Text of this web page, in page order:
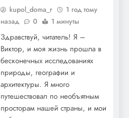
kupol_doma_r
1 год тому
назад
0 1 минуты
Здравствуй, читатель! Я –
Виктор, и моя жизнь прошла в
бесконечных исследованиях
природы, географии и
архитектуры. Я много
путешествовал по необъятным
просторам нашей страны, и мои